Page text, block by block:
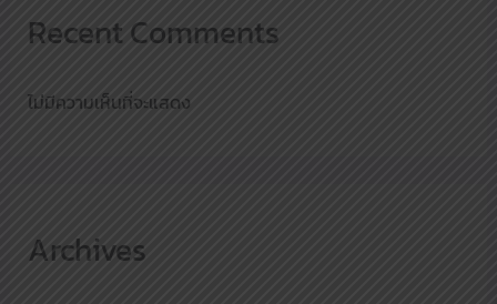
Recent Comments
ไม่มีความเห็นที่จะแสดง
Archives